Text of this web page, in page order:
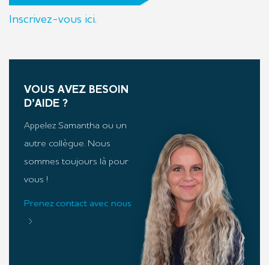
Inscrivez-vous ici.
VOUS AVEZ BESOIN
D’AIDE ?
Appelez Samantha ou un
autre collègue. Nous
sommes toujours là pour
vous !
Prenez contact avec nous